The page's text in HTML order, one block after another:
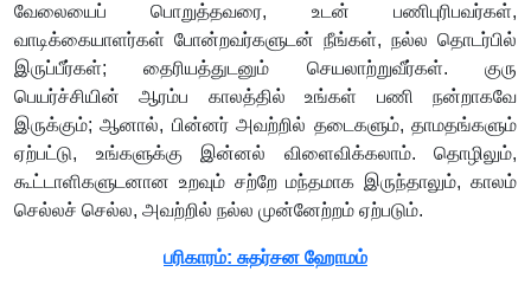
வேலையைப் பொறுத்தவரை, உடன் பணிபுரிபவர்கள்,
வாடிக்கையாளர்கள் போன்றவர்களுடன் நீங்கள், நல்ல தொடர்பில்
இருப்பீர்கள்; தைரியத்துடனும் செயலாற்றுவீர்கள். குரு
பெயர்ச்சியின் ஆரம்ப காலத்தில் உங்கள் பணி நன்றாகவே
இருக்கும்; ஆனால், பின்னர் அவற்றில் தடைகளும், தாமதங்களும்
ஏற்பட்டு, உங்களுக்கு இன்னல் விளைவிக்கலாம். தொழிலும்,
கூட்டாளிகளுடனான உறவும் சற்றே மந்தமாக இருந்தாலும், காலம்
செல்லச் செல்ல, அவற்றில் நல்ல முன்னேற்றம் ஏற்படும்.
பரிகாரம்: சுதர்சன ஹோமம்